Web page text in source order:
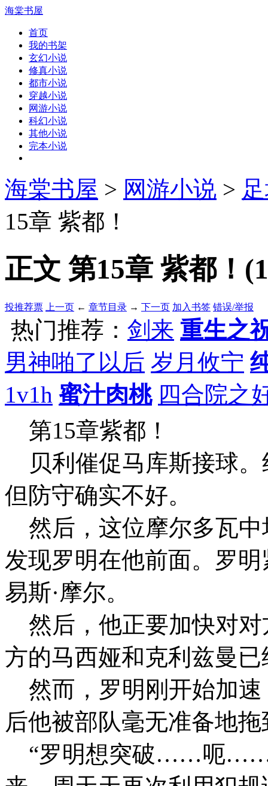
海棠书屋
首页
我的书架
玄幻小说
修真小说
都市小说
穿越小说
网游小说
科幻小说
其他小说
完本小说
海棠书屋 > 网游小说 >
15章 紫都！
正文 第15章 紫都！
投推荐票 上一页 ← 章节目录 → 下一页 加入书签 错误/举报
热门推荐： 剑来 重生之
男神啪了以后 岁月攸宁
1v1h 蜜汁肉桃 四合院之
第15章紫都！
贝利催促马库斯接球。
但防守确实不好。
然后，这位摩尔多瓦中
发现罗明在他前面。罗
易斯·摩尔。
然后，他正要加快对对
方的马西娅和克利兹曼
然而，罗明刚开始加速
后他被部队毫无准备地
“罗明想突破……呃……